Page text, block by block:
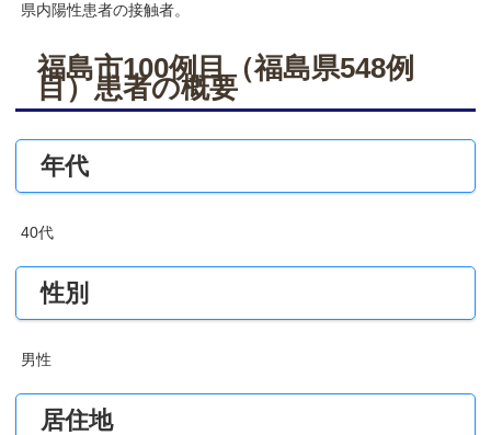
県内陽性患者の接触者。
福島市100例目（福島県548例
目）患者の概要
年代
40代
性別
男性
居住地